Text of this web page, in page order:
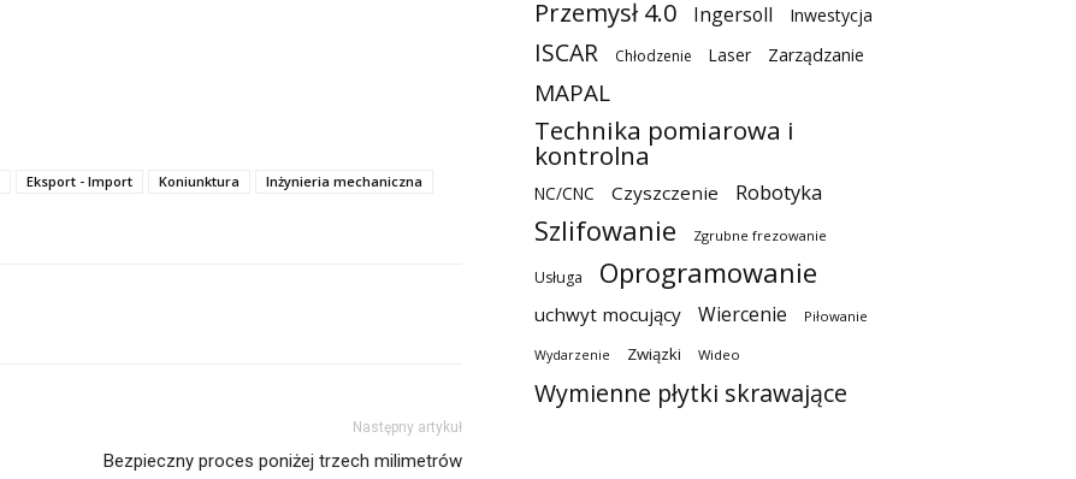
Eksport - Import Koniunktura
Inżynieria mechaniczna
Następny artykuł
Bezpieczny proces poniżej trzech milimetrów
Przemysł 4.0 Ingersoll Inwestycja
ISCAR Chłodzenie Laser Zarządzanie
MAPAL
Technika pomiarowa i
kontrolna
NC/CNC Czyszczenie Robotyka
Szlifowanie Zgrubne frezowanie
Usługa Oprogramowanie
uchwyt mocujący Wiercenie Piłowanie
Wydarzenie Związki Wideo
Wymienne płytki skrawające